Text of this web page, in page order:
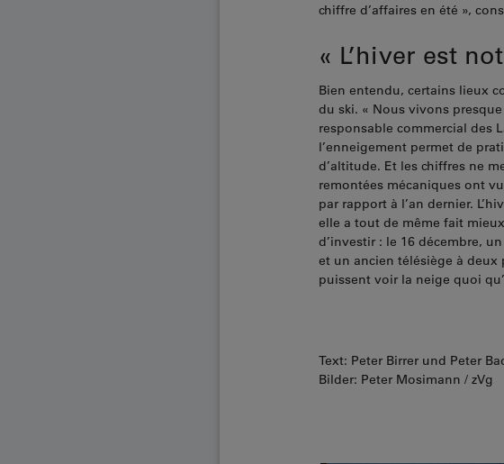
chiffre d’affaires en été »,
« L’hiver est
Bien entendu, certains lieux
du ski. « Nous vivons
responsable commercial des
l’enneigement permet de
d’altitude. Et les chiffres ne
remontées mécaniques ont
par rapport à l’an dernier.
elle a tout de même fait
d’investir : le 16 décembre,
et un ancien télésiège à deux
puissent voir la neige quoi
Text: Peter Birrer und Peter
Bilder: Peter Mosimann / zVg